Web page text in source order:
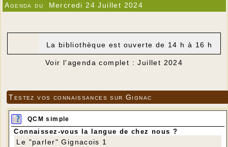
Agenda du Mercredi 24 Juillet 2024
La bibliothèque est ouverte de 14 h à 16 h
Voir l'agenda complet : Juillet 2024
Testez vos connaissances sur Gignac
QCM simple
Connaissez-vous la langue de chez nous ?
Le "parler" Gignacois 1